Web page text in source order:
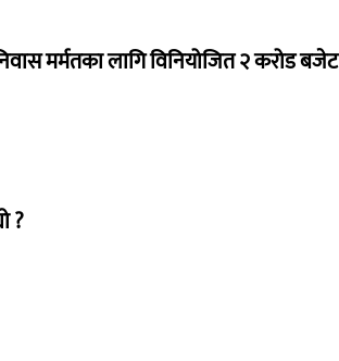
मर्मतका लागि विनियोजित २ करोड बजेट
?